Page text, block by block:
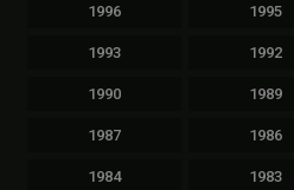
1996 1995
1993 1992
1990 1989
1987 1986
1984 1983